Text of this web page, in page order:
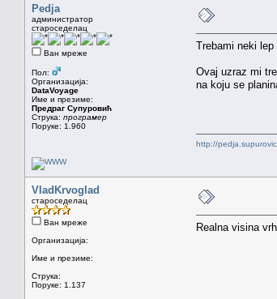
Pedja
администратор
староседелац
Ван мреже
Пол:
Организација:
DataVoyage
Име и презиме:
Предраг Супуровић
Струка: програмер
Поруке: 1.960
Trebami neki lep
Ovaj uzraz mi
na koju se
http://
VladKrvoglad
староседелац
Ван мреже
Организација:
Име и презиме:
Струка:
Поруке: 1.137
Realna visina